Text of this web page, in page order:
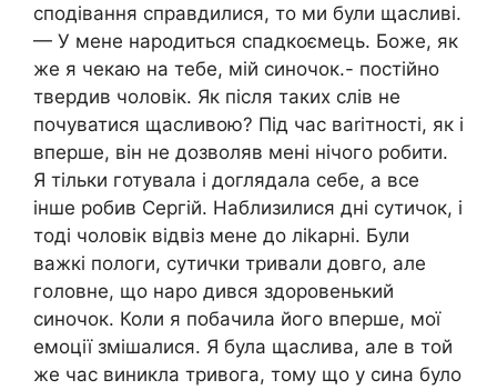
сподівання справдилися, то ми були щасливі.
— У мене народиться спадкоємець. Боже, як
же я чекаю на тебе, мій синочок.- постійно
твердив чоловік. Як після таких слів не
почуватися щасливою? Під час ваrітності, як і
вперше, він не дозволяв мені нічого робити.
Я тільки готувала і доглядала себе, а все
інше робив Сергій. Наблизилися дні сутичок, і
тоді чоловік відвіз мене до ліkарні. Були
важкі пологи, сутички тривали довго, але
головне, що наро дився здоровенький
синочок. Коли я побачила його вперше, мої
емоції змішалися. Я була щаслива, але в той
же час виникла тривога, тому що у сина було